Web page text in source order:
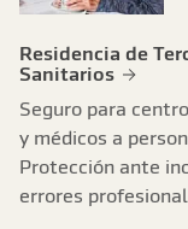
Residencia de
Sanitarios
Seguro para
y médicos a
Protección ante
errores